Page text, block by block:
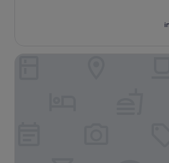
Bewertungen)
City Express Junior by Marriott